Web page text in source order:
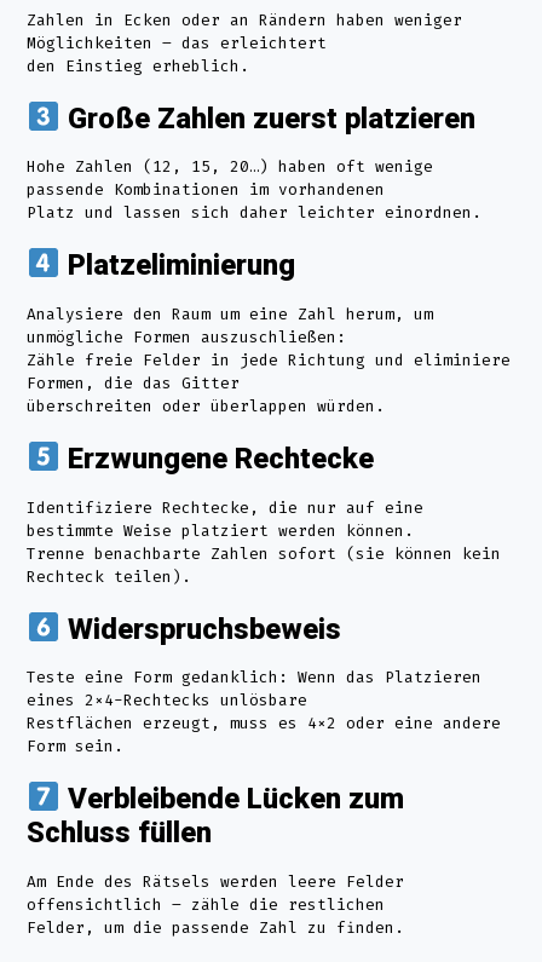
Zahlen in Ecken oder an Rändern haben weniger
Möglichkeiten – das erleichtert
den Einstieg erheblich.
Große Zahlen zuerst platzieren
Hohe Zahlen (12, 15, 20…) haben oft wenige
passende Kombinationen im vorhandenen
Platz und lassen sich daher leichter einordnen.
Platzeliminierung
Analysiere den Raum um eine Zahl herum, um
unmögliche Formen auszuschließen:
Zähle freie Felder in jede Richtung und eliminiere
Formen, die das Gitter
überschreiten oder überlappen würden.
Erzwungene Rechtecke
Identifiziere Rechtecke, die nur auf eine
bestimmte Weise platziert werden können.
Trenne benachbarte Zahlen sofort (sie können kein
Rechteck teilen).
Widerspruchsbeweis
Teste eine Form gedanklich: Wenn das Platzieren
eines 2×4-Rechtecks unlösbare
Restflächen erzeugt, muss es 4×2 oder eine andere
Form sein.
Verbleibende Lücken zum
Schluss füllen
Am Ende des Rätsels werden leere Felder
offensichtlich – zähle die restlichen
Felder, um die passende Zahl zu finden.